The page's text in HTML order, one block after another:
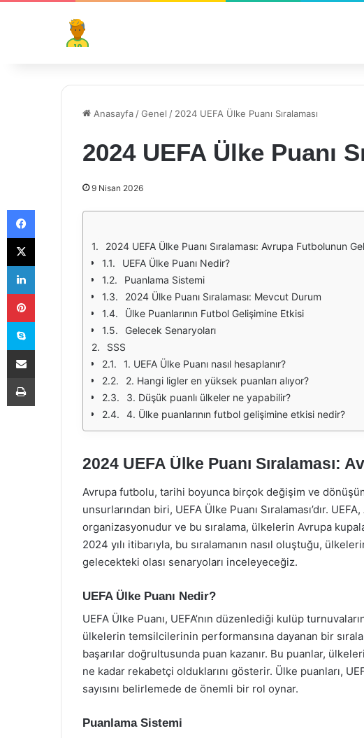
Anasayfa /Genel / 2024 UEFA Ülke Puanı Sıralaması
2024 UEFA Ülke Puanı
9 Nisan 2026
2024 UEFA Ülke Puanı Sıralaması: Avrupa Futbolunun
UEFA Ülke Puanı Nedir?
Puanlama Sistemi
2024 Ülke Puanı Sıralaması: Mevcut Durum
Ülke Puanlarının Futbol Gelişimine Etkisi
Gelecek Senaryoları
SSS
1. UEFA Ülke Puanı nasıl hesaplanır?
2. Hangi ligler en yüksek puanları alıyor?
3. Düşük puanlı ülkeler ne yapabilir?
4. Ülke puanlarının futbol gelişimine etkisi nedir?
2024 UEFA Ülke Puanı Sıralaması:
Avrupa futbolu, tarihi boyunca birçok değişim ve
unsurlarından biri, UEFA Ülke Puanı Sıralaması’dır.
organizasyonudur ve bu sıralama, ülkelerin Avrupa
2024 yılı itibarıyla, bu sıralamanın nasıl oluştuğu,
gelecekteki olası senaryoları inceleyeceğiz.
UEFA Ülke Puanı Nedir?
UEFA Ülke Puanı, UEFA’nın düzenlediği kulüp
ülkelerin temsilcilerinin performansına dayanan bir
başarılar doğrultusunda puan kazanır. Bu puanlar,
ne kadar rekabetçi olduklarını gösterir. Ülke puanları,
sayısını belirlemede de önemli bir rol oynar.
Puanlama Sistemi
Facebook
X
LinkedIn
Pinterest
Skype
E-Posta ile paylaş